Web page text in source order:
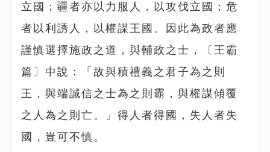
立國；疆者亦以力服人，以攻伐立國；危
者以利誘人，以權謀王國。因此為政者應
謹慎選擇施政之道，與輔政之士，〔王霸
篇〕中說：「故與積禮義之君子為之則
王，與端誠信之士為之則霸，與權謀傾覆
之人為之則亡。」得人者得國，失人者失
國，豈可不慎。